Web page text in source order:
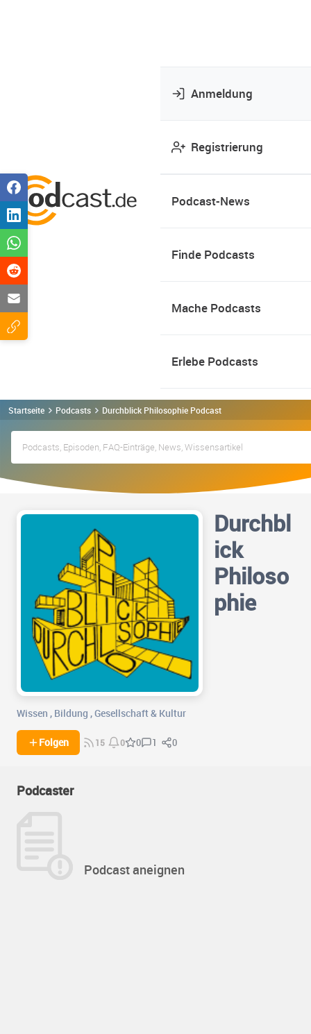
Anmeldung
Registrierung
Podcast-News
Finde Podcasts
Mache Podcasts
Erlebe Podcasts
Startseite Podcasts Durchblick Philosophie Podcast
Durchbl
ick
Philoso
phie
Wissen , Bildung ,Gesellschaft & Kultur
Folgen 15 0 0 1 0
Podcaster
Podcast aneignen